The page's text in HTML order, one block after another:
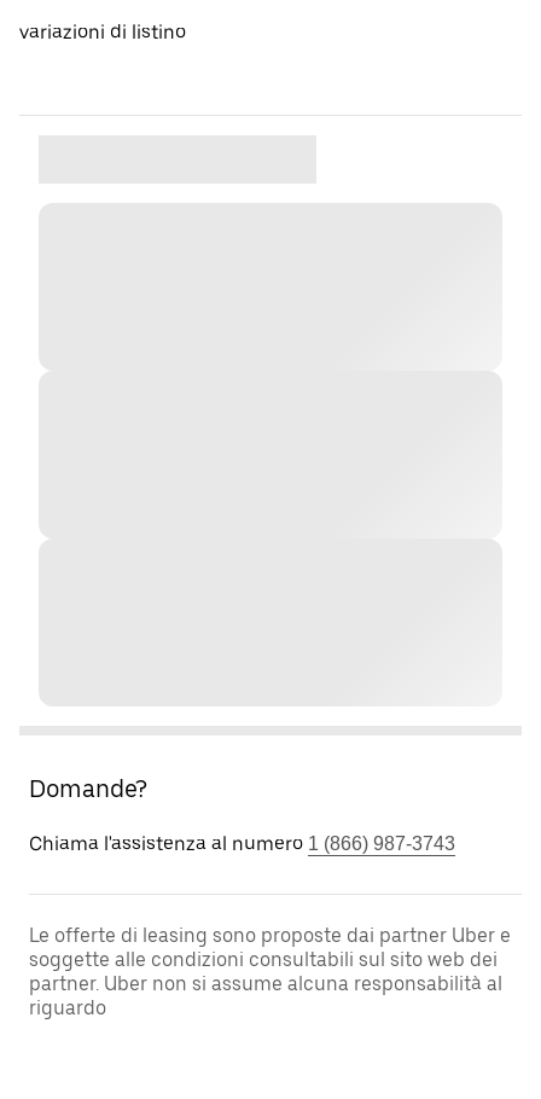
variazioni di listino
Domande?
Chiama l'assistenza al numero 1 (866) 987-3743
Le offerte di leasing sono proposte dai partner Uber e
soggette alle condizioni consultabili sul sito web dei
partner. Uber non si assume alcuna responsabilità al
riguardo